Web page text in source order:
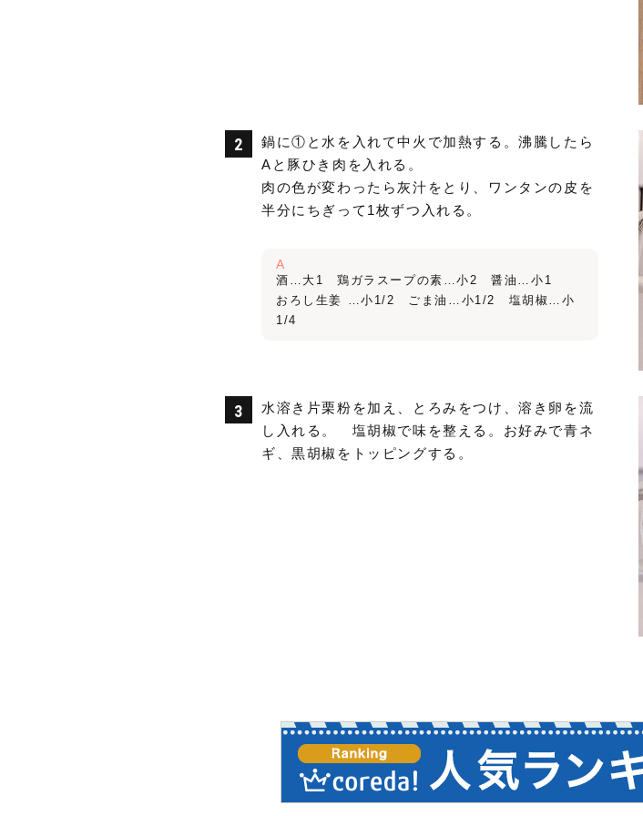
鍋に①と水を入れて中火で加熱する。沸騰したら
Aと豚ひき肉を入れる。
肉の色が変わったら灰汁をとり、ワンタンの皮を
半分にちぎって1枚ずつ入れる。
A
酒…大1 鶏ガラスープの素…小2 醤油…小1
おろし生姜 …小1/2 ごま油…小1/2 塩胡椒…小
1/4
水溶き片栗粉を加え、とろみをつけ、溶き卵を流
し入れる。 塩胡椒で味を整える。お好みで青ネ
ギ、黒胡椒をトッピングする。